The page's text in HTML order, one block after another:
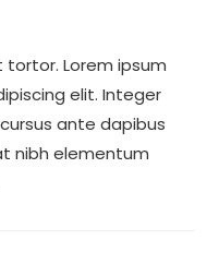
Lorem ipsum
elit. Integer
ante dapibus
nibh elementum